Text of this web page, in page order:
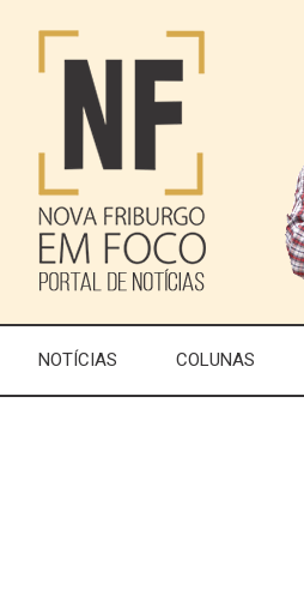
NOTÍCIAS COLUNAS